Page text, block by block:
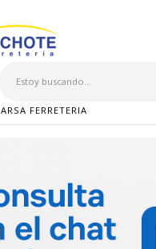
ARSA FERRETERIA